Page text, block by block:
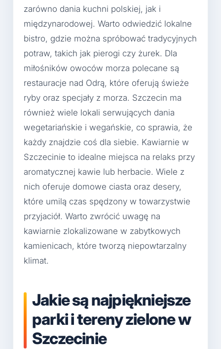
zarówno dania kuchni polskiej, jak i
międzynarodowej. Warto odwiedzić lokalne
bistro, gdzie można spróbować tradycyjnych
potraw, takich jak pierogi czy żurek. Dla
miłośników owoców morza polecane są
restauracje nad Odrą, które oferują świeże
ryby oraz specjały z morza. Szczecin ma
również wiele lokali serwujących dania
wegetariańskie i wegańskie, co sprawia, że
każdy znajdzie coś dla siebie. Kawiarnie w
Szczecinie to idealne miejsca na relaks przy
aromatycznej kawie lub herbacie. Wiele z
nich oferuje domowe ciasta oraz desery,
które umilą czas spędzony w towarzystwie
przyjaciół. Warto zwrócić uwagę na
kawiarnie zlokalizowane w zabytkowych
kamienicach, które tworzą niepowtarzalny
klimat.
Jakie są najpiękniejsze
parki i tereny zielone w
Szczecinie